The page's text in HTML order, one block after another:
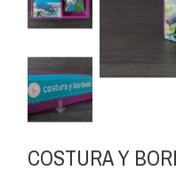
COSTURA Y